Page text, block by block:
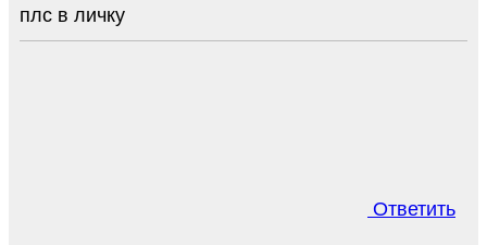
плс в личку
Ответить